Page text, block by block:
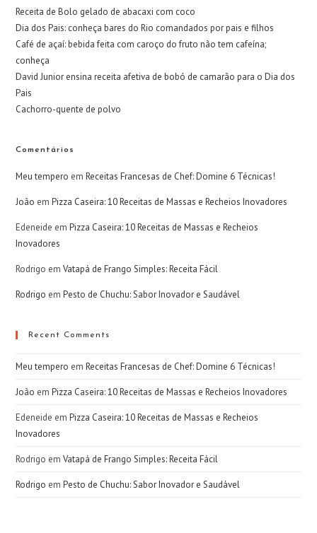
Receita de Bolo gelado de abacaxi com coco
Dia dos Pais: conheça bares do Rio comandados por pais e filhos
Café de açaí: bebida feita com caroço do fruto não tem cafeína;
conheça
David Junior ensina receita afetiva de bobó de camarão para o Dia dos
Pais
Cachorro-quente de polvo
Comentários
Meu tempero emReceitas Francesas de Chef: Domine 6 Técnicas!
João emPizza Caseira: 10 Receitas de Massas e Recheios Inovadores
Edeneide emPizza Caseira: 10 Receitas de Massas e Recheios
Inovadores
Rodrigo emVatapá de Frango Simples: Receita Fácil
Rodrigo emPesto de Chuchu: Sabor Inovador e Saudável
Recent Comments
Meu tempero emReceitas Francesas de Chef: Domine 6 Técnicas!
João emPizza Caseira: 10 Receitas de Massas e Recheios Inovadores
Edeneide emPizza Caseira: 10 Receitas de Massas e Recheios
Inovadores
Rodrigo emVatapá de Frango Simples: Receita Fácil
Rodrigo emPesto de Chuchu: Sabor Inovador e Saudável